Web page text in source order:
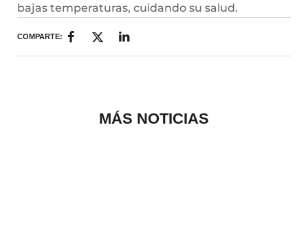
bajas temperaturas, cuidando su salud.
COMPARTE:
MÁS NOTICIAS